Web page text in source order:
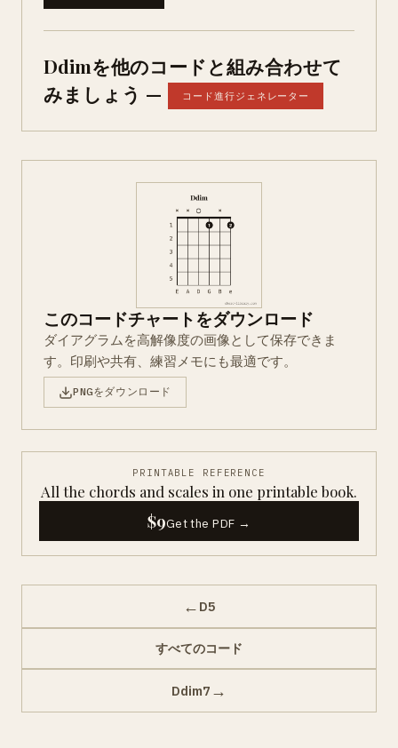
Ddimを他のコードと組み合わせて
みましょう —
コード進行ジェネレーター
このコードチャートをダウンロード
ダイアグラムを高解像度の画像として保存できま
す。印刷や共有、練習メモにも最適です。
PNGをダウンロード
PRINTABLE REFERENCE
All the chords and scales in one printable book.
$9Get the PDF →
← D5
すべてのコード
Ddim7 →